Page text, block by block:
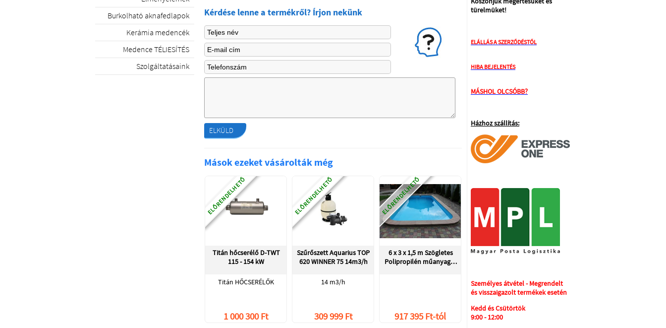
Burkolható aknafedlapok
Kerámia medencék
Medence TÉLIESÍTÉS
Szolgáltatásaink
Kérdése lenne a termékről? Írjon nekünk
ELKÜLD
Mások ezeket vásárolták még
ELŐRENDELHETŐ
Titán hőcserélő D-TWT
115 - 154 kW
Titán HŐCSERÉLŐK
1 000 300 Ft
ELŐRENDELHETŐ
Szűrőszett Aquarius TOP
620 WINNER 75 14m3/h
14 m3/h
309 999 Ft
ELŐRENDELHETŐ
6 x 3 x 1,5 m Szögletes
Polipropilén műanyag…
917 395 Ft-tól
türelmüket!
ELÁLLÁS A SZERZŐDÉSTŐL
HIBA BEJELENTÉS
MÁSHOL OLCSÓBB?
Házhoz szállítás:
Személyes átvétel - Megrendelt
és visszaigazolt termékek esetén
Kedd és Csütörtök
9:00 - 12:00